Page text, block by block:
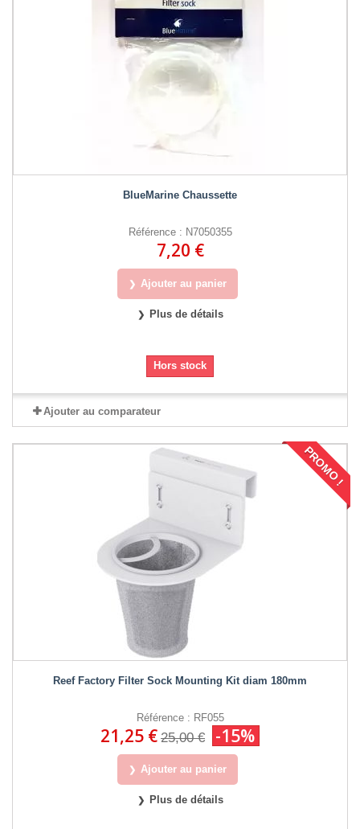
BlueMarine Chaussette
Référence : N7050355
7,20 €
Ajouter au panier
Plus de détails
Hors stock
Ajouter au comparateur
PROMO !
Reef Factory Filter Sock Mounting Kit diam 180mm
Référence : RF055
21,25 € 25,00 € -15%
Ajouter au panier
Plus de détails